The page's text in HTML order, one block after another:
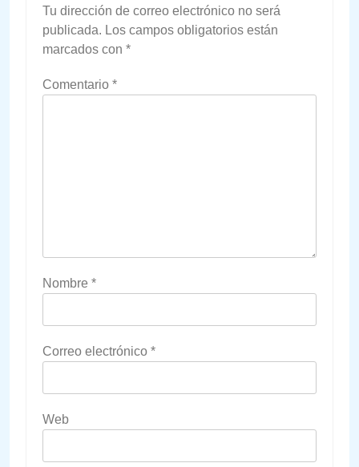
Tu dirección de correo electrónico no será
publicada. Los campos obligatorios están
marcados con *
Comentario *
Nombre *
Correo electrónico *
Web